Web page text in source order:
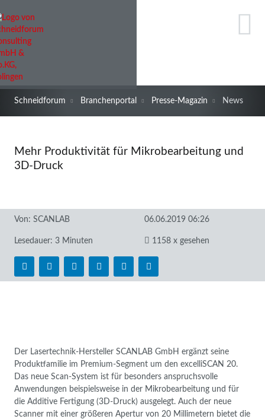
Schneidforum Branchenportal Presse-Magazin News
Mehr Produktivität für Mikrobearbeitung und
3D-Druck
Von: SCANLAB 06.06.2019 06:26
Lesedauer: 3 Minuten 1158 x gesehen
Der Lasertechnik-Hersteller SCANLAB GmbH ergänzt seine
Produktfamilie im Premium-Segment um den excelliSCAN 20.
Das neue Scan-System ist für besonders anspruchsvolle
Anwendungen beispielsweise in der Mikrobearbeitung und für
die Additive Fertigung (3D-Druck) ausgelegt. Auch der neue
Scanner mit einer größeren Apertur von 20 Millimetern bietet die